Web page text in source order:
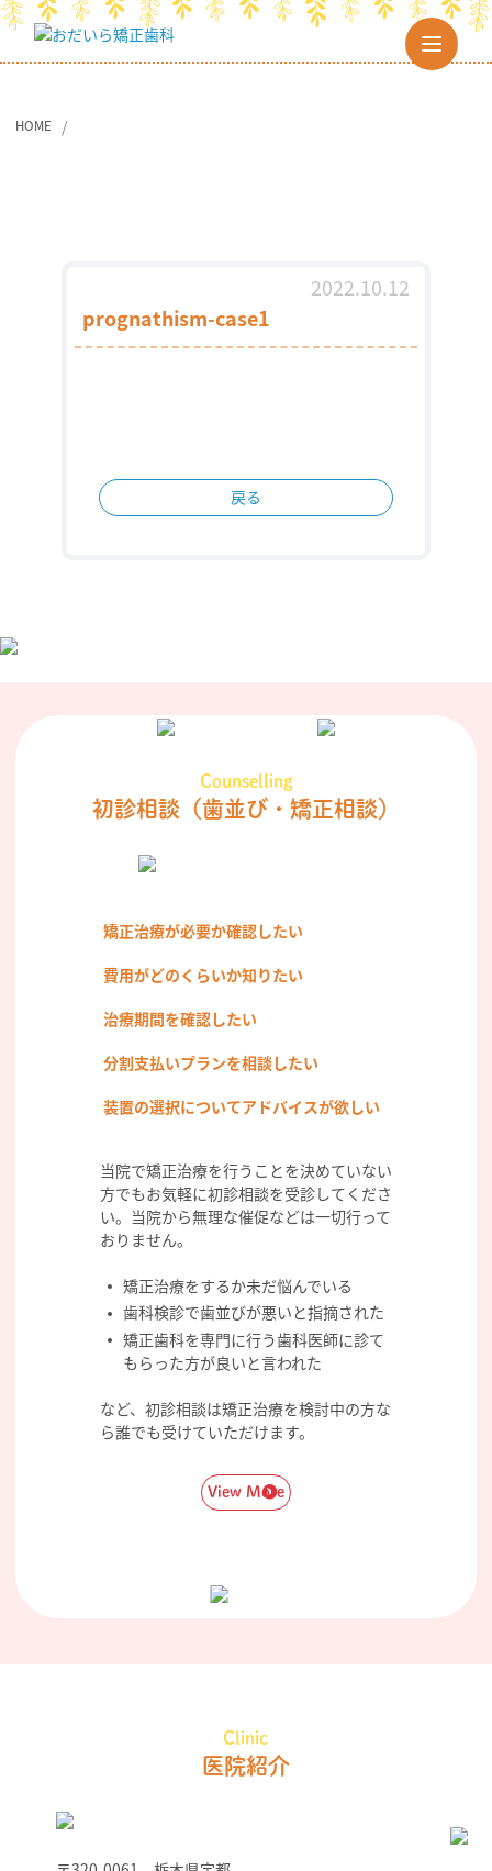
HOME
2022.10.12
prognathism-case1
戻る
Counselling
初診相談 （歯並び・矯正相談）
矯正治療が必要か確認したい
費用がどのくらいか知りたい
治療期間を確認したい
分割支払いプランを相談したい
装置の選択についてアドバイスが欲しい
当院で矯正治療を行うことを決めていない
方でもお気軽に初診相談を受診してくださ
い。当院から無理な催促などは一切行って
おりません。
矯正治療をするか未だ悩んでいる
歯科検診で歯並びが悪いと指摘された
矯正歯科を専門に行う歯科医師に診て
もらった方が良いと言われた
など、初診相談は矯正治療を検討中の方な
ら誰でも受けていただけます。
View More
Clinic
医院紹介